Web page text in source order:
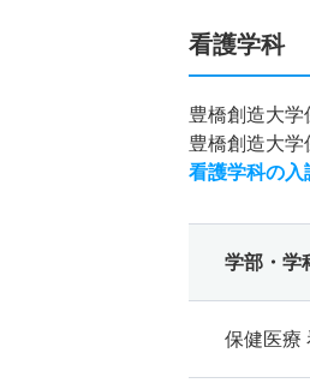
看護学科
豊橋創造大
豊橋創造大
看護学科の入
学部・学
保健医療